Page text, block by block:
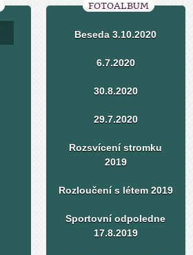
FOTOALBUM
Beseda 3.10.2020
6.7.2020
30.8.2020
29.7.2020
Rozsvícení stromku
2019
Rozloučení s létem 2019
Sportovní odpoledne
17.8.2019